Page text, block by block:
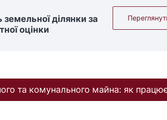
земельної ділянки за
оцінки
та комунального майна: як